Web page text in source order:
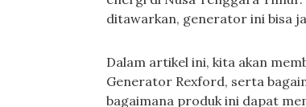
ditawarkan, generator ini bisa
Dalam artikel ini, kita akan
Generator Rexford, serta
bagaimana produk ini dapat